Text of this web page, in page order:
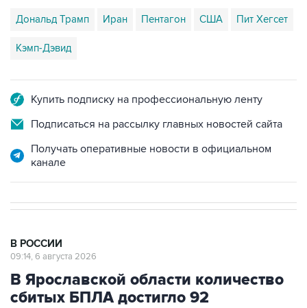
Дональд Трамп Иран Пентагон США Пит Хегсет
Кэмп-Дэвид
Купить подписку на профессиональную ленту
Подписаться на рассылку главных новостей сайта
Получать оперативные новости в официальном
канале
В РОССИИ
09:14, 6 августа 2026
В Ярославской области количество
сбитых БПЛА достигло 92